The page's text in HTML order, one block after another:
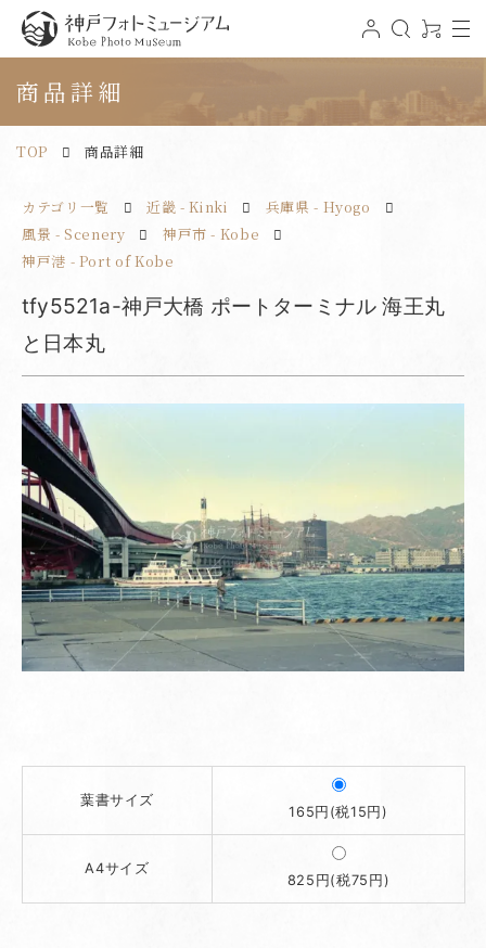
神戸フォトミュージアム
ロ
グ 索
0
ア
t
g
a
商品詳細
TOP 商品詳細
カテゴリ一覧 近畿 - Kinki
兵庫県 - Hyogo
風景 - Scenery
神戸市 - Kobe
神戸港 - Port of Kobe
tfy5521a-神戸大橋 ポートターミナル 海王丸
と日本丸
葉書サイズ
165円(税15円)
A4サイズ
825円(税75円)